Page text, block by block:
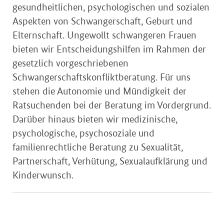
gesundheitlichen, psychologischen und sozialen
Aspekten von Schwangerschaft, Geburt und
Elternschaft. Ungewollt schwangeren Frauen
bieten wir Entscheidungshilfen im Rahmen der
gesetzlich vorgeschriebenen
Schwangerschaftskonfliktberatung. Für uns
stehen die Autonomie und Mündigkeit der
Ratsuchenden bei der Beratung im Vordergrund.
Darüber hinaus bieten wir medizinische,
psychologische, psychosoziale und
familienrechtliche Beratung zu Sexualität,
Partnerschaft, Verhütung, Sexualaufklärung und
Kinderwunsch.